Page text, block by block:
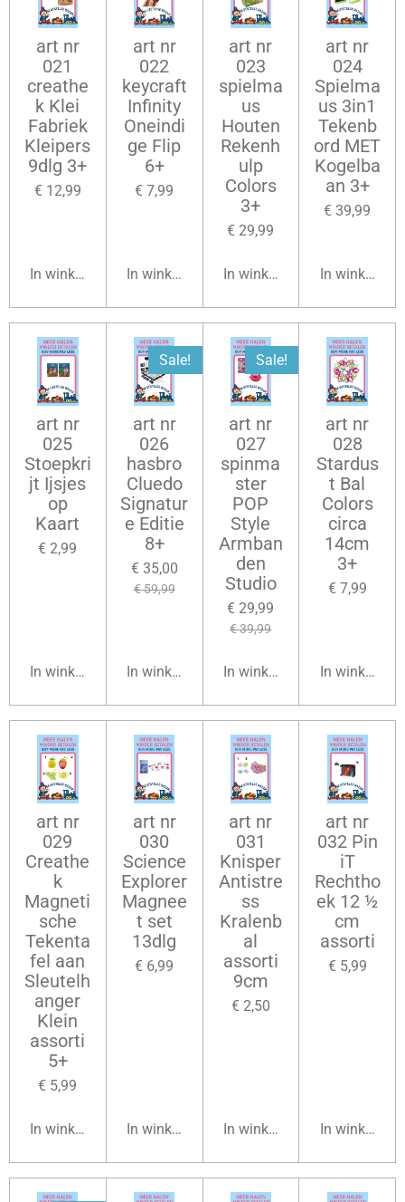
art nr
021
creathe
k Klei
Fabriek
Kleipers
9dlg 3+
€ 12,99
In winkelwagen
art nr
022
keycraft
Infinity
Oneindi
ge Flip
6+
€ 7,99
In winkelwagen
art nr
023
spielma
us
Houten
Rekenh
ulp
Colors
3+
€ 29,99
In winkelwagen
art nr
024
Spielma
us 3in1
Tekenb
ord MET
Kogelba
an 3+
€ 39,99
In
art nr
025
Stoepkri
jt Ijsjes
op
Kaart
€ 2,99
In winkelwagen
Sale!
art nr
026
hasbro
Cluedo
Signatur
e Editie
8+
€ 35,00
€ 59,99
In winkelwagen
Sale!
art nr
027
spinma
ster
POP
Style
Armban
den
Studio
€ 29,99
€ 39,99
In winkelwagen
art nr
028
Stardus
t Bal
Colors
circa
14cm
3+
€ 7,99
In
art nr
029
Creathe
k
Magneti
sche
Tekenta
fel aan
Sleutelh
anger
Klein
assorti
5+
€ 5,99
In winkelwagen
art nr
030
Science
Explorer
Magnee
t set
13dlg
€ 6,99
In winkelwagen
art nr
031
Knisper
Antistre
ss
Kralenb
al
assorti
9cm
€ 2,50
In winkelwagen
art nr
032 Pin
iT
Rechtho
ek 12 ½
cm
assorti
€ 5,99
In